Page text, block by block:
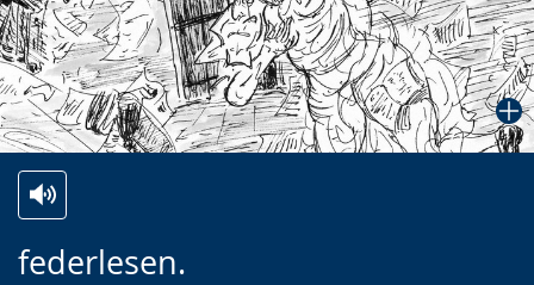
federlesen.
Leichten
Audio-
Video